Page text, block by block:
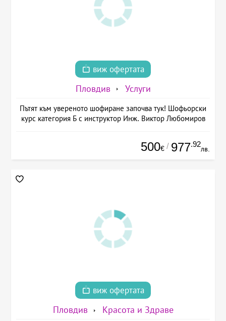
виж офертата
Пловдив Услуги
Пътят към увереното шофиране започва тук! Шофьорски
курс категория Б с инструктор Инж. Виктор Любомиров
500€ / 977.92
лв.
виж офертата
Пловдив Красота и Здраве